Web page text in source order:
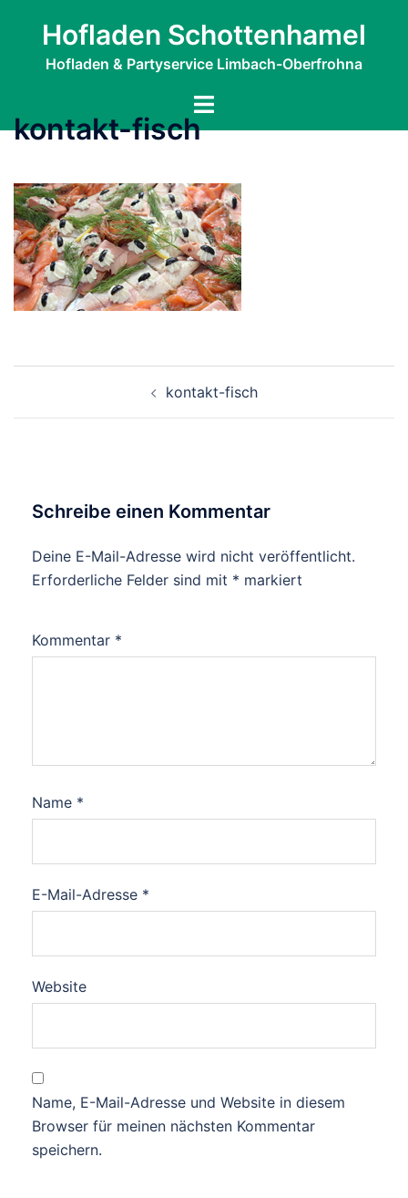
springen
Hofladen Schottenhamel
Hofladen & Partyservice Limbach-Oberfrohna
Menü
umschalten
kontakt-fisch
kontakt-fisch
Schreibe einen Kommentar
Deine E-Mail-Adresse wird nicht veröffentlicht.
Erforderliche Felder sind mit * markiert
Kommentar *
Name *
E-Mail-Adresse *
Website
Name, E-Mail-Adresse und Website in diesem
Browser für meinen nächsten Kommentar
speichern.